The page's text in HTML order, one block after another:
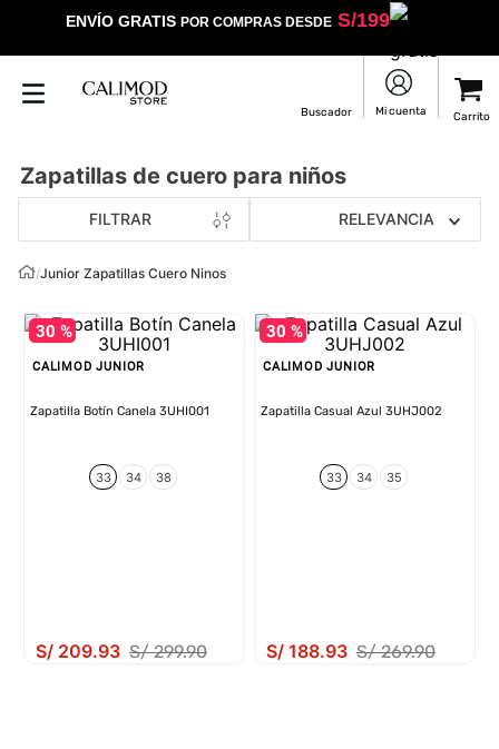
ENVÍO GRATIS POR COMPRAS DESDES/199
Zapatillas de cuero para niños
FILTRAR RELEVANCIA
/Junior Zapatillas Cuero Ninos
30 %
CALIMOD JUNIOR
Zapatilla Botín Canela 3UHI001
33 34 38
S/ 209.93 S/ 299.90
30 %
CALIMOD JUNIOR
Zapatilla Casual Azul 3UHJ002
33 34 35
S/ 188.93 S/ 269.90